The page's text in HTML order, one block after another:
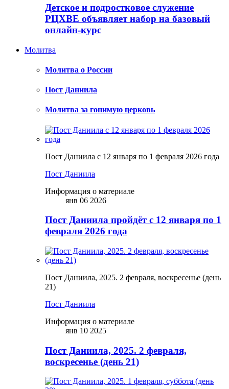
Детское и подростковое служение
РЦХВЕ объявляет набор на базовый
онлайн-курс
Молитва
Молитва о России
Пост Даниила
Молитва за гонимую церковь
Пост Даниила с 12 января по 1 февраля 2026 года
Пост Даниила
Информация о материале
янв 06 2026
Пост Даниила пройдёт с 12 января по 1
февраля 2026 года
Пост Даниила, 2025. 2 февраля, воскресенье (день
21)
Пост Даниила
Информация о материале
янв 10 2025
Пост Даниила, 2025. 2 февраля,
воскресенье (день 21)